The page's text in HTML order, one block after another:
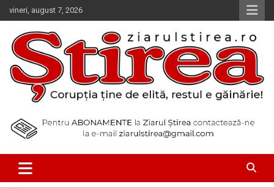
Skip
to
content
vineri, august 7, 2026
Ziarul Știrea